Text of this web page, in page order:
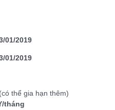
01/2019
01/2019
thể gia hạn thêm)
tháng